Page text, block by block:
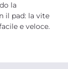
la
il pad: la vite
e veloce.